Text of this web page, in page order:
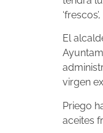
El
virgen
Priego
aceites